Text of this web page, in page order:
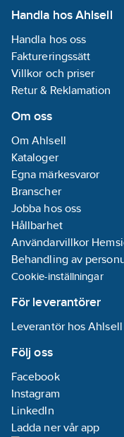
Handla hos Ahlsell
Handla hos oss
Faktureringssätt
Villkor och priser
Retur & Reklamation
Om oss
Om Ahlsell
Kataloger
Egna märkesvaror
Branscher
Jobba hos oss
Hållbarhet
Användarvillkor
Behandling av
Cookie-inställningar
För leverantörer
Leverantör hos Ahlsell
Följ oss
Facebook
Instagram
LinkedIn
Ladda ner vår app